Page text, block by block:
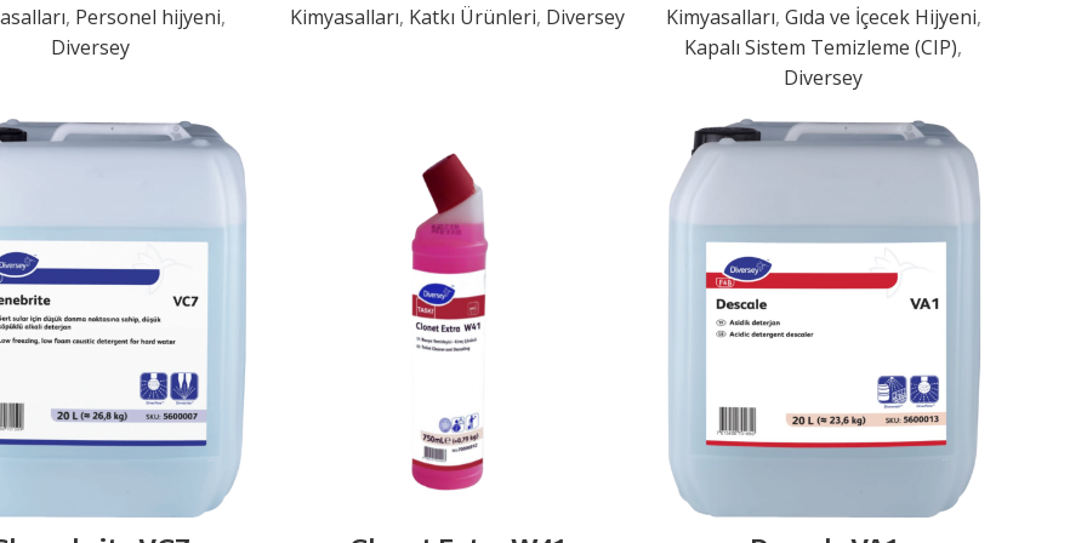
, Personel hijyeni,
Diversey
Kimyasalları, Katkı Ürünleri, Diversey Kimyasalları, Gıda ve İçecek Hijyeni,
Kapalı Sistem Temizleme (CIP),
Diversey